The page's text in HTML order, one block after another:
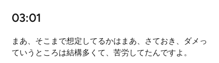
03:01
まあ、そこまで想定してるかはまあ、さておき、ダメっ
ていうところは結構多くて、苦労してたんですよ。